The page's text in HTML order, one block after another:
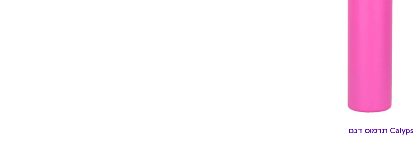
בקבוק תרמי 1.5 ליטר Calypso תרמוס דגם